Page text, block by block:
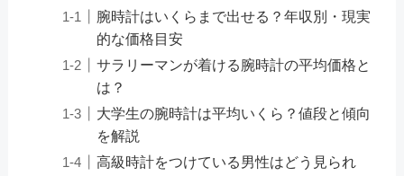
腕時計はいくらまで出せる？年収別・現実
的な価格目安
サラリーマンが着ける腕時計の平均価格と
は？
大学生の腕時計は平均いくら？値段と傾向
を解説
高級時計をつけている男性はどう見られ